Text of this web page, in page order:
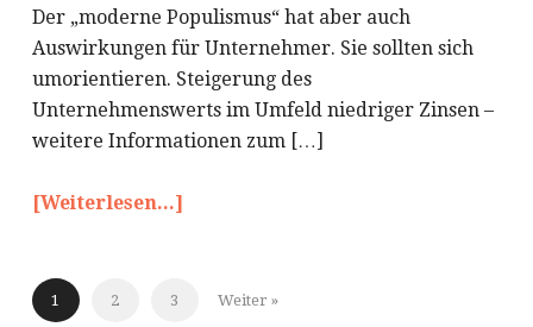
Der „moderne Populismus“ hat aber auch
Auswirkungen für Unternehmer. Sie sollten sich
umorientieren. Steigerung des
Unternehmenswerts im Umfeld niedriger Zinsen –
weitere Informationen zum […]
[Weiterlesen...]
1 2 3 Weiter »